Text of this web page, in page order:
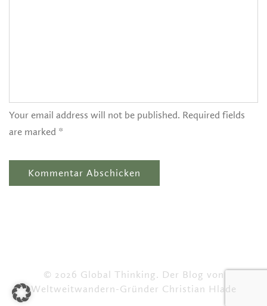
Your email address will not be published. Required fields
are marked *
© 2026 Global Thinking. Der Blog von
Weltweitwandern-Gründer Christian Hlade